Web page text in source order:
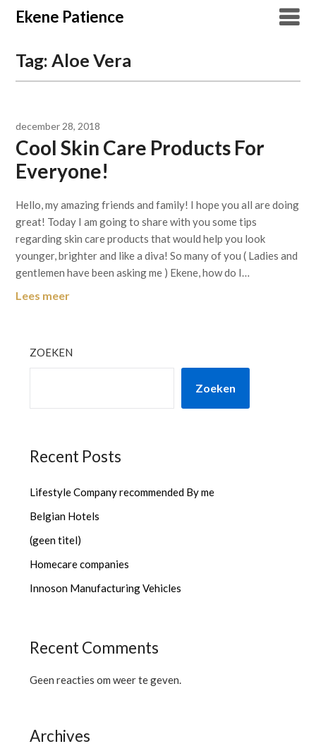
Overslaan
naar
Ekene Patience
Tag:Aloe Vera
december 28, 2018
Cool Skin Care Products For
Everyone!
Hello, my amazing friends and family! I hope you all are doing
great! Today I am going to share with you some tips
regarding skin care products that would help you look
younger, brighter and like a diva! So many of you ( Ladies and
gentlemen have been asking me ) Ekene, how do I…
Lees meer
ZOEKEN
Zoeken
Recent Posts
Lifestyle Company recommended By me
Belgian Hotels
(geen titel)
Homecare companies
Innoson Manufacturing Vehicles
Recent Comments
Geen reacties om weer te geven.
Archives